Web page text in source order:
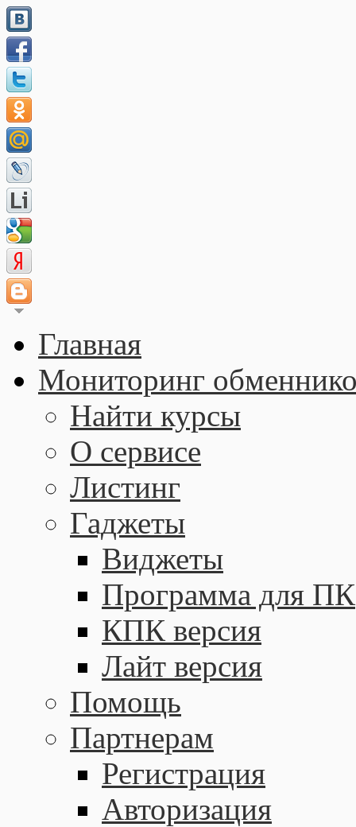
Главная
Мониторинг
Найти курсы
О сервисе
Листинг
Гаджеты
Виджеты
Программа для ПК
КПК версия
Лайт версия
Помощь
Партнерам
Регистрация
Авторизация